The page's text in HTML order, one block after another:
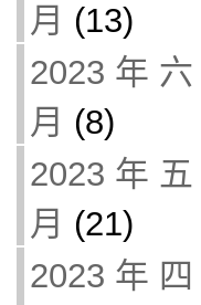
月 (13)
2023 年 六
月 (8)
2023 年 五
月 (21)
2023 年 四